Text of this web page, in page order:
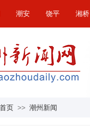
潮安 饶平 湘桥
页 >> 潮州新闻